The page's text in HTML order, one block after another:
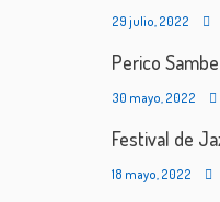
29 julio, 2022
Perico
30 mayo, 2022
Festival de
18 mayo, 2022